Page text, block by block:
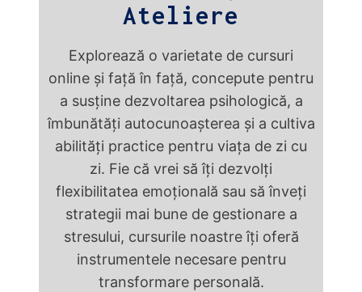
Ateliere
Explorează o varietate de cursuri
online și față în față, concepute pentru
a susține dezvoltarea psihologică, a
îmbunătăți autocunoașterea și a cultiva
abilități practice pentru viața de zi cu
zi. Fie că vrei să îți dezvolți
flexibilitatea emoțională sau să înveți
strategii mai bune de gestionare a
stresului, cursurile noastre îți oferă
instrumentele necesare pentru
transformare personală.